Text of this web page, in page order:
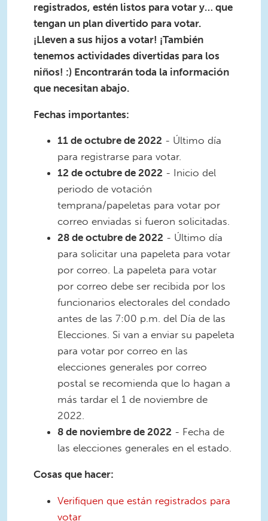
registrados, estén listos para votar y… que
tengan un plan divertido para votar.
¡Lleven a sus hijos a votar! ¡También
tenemos actividades divertidas para los
niños! :) Encontrarán toda la información
que necesitan abajo.
Fechas importantes:
11 de octubre de 2022 - Último día
para registrarse para votar.
12 de octubre de 2022 - Inicio del
periodo de votación
temprana/papeletas para votar por
correo enviadas si fueron solicitadas.
28 de octubre de 2022 - Último día
para solicitar una papeleta para votar
por correo. La papeleta para votar
por correo debe ser recibida por los
funcionarios electorales del condado
antes de las 7:00 p.m. del Día de las
Elecciones. Si van a enviar su papeleta
para votar por correo en las
elecciones generales por correo
postal se recomienda que lo hagan a
más tardar el 1 de noviembre de
2022.
8 de noviembre de 2022 - Fecha de
las elecciones generales en el estado.
Cosas que hacer:
Verifiquen que están registrados para
votar